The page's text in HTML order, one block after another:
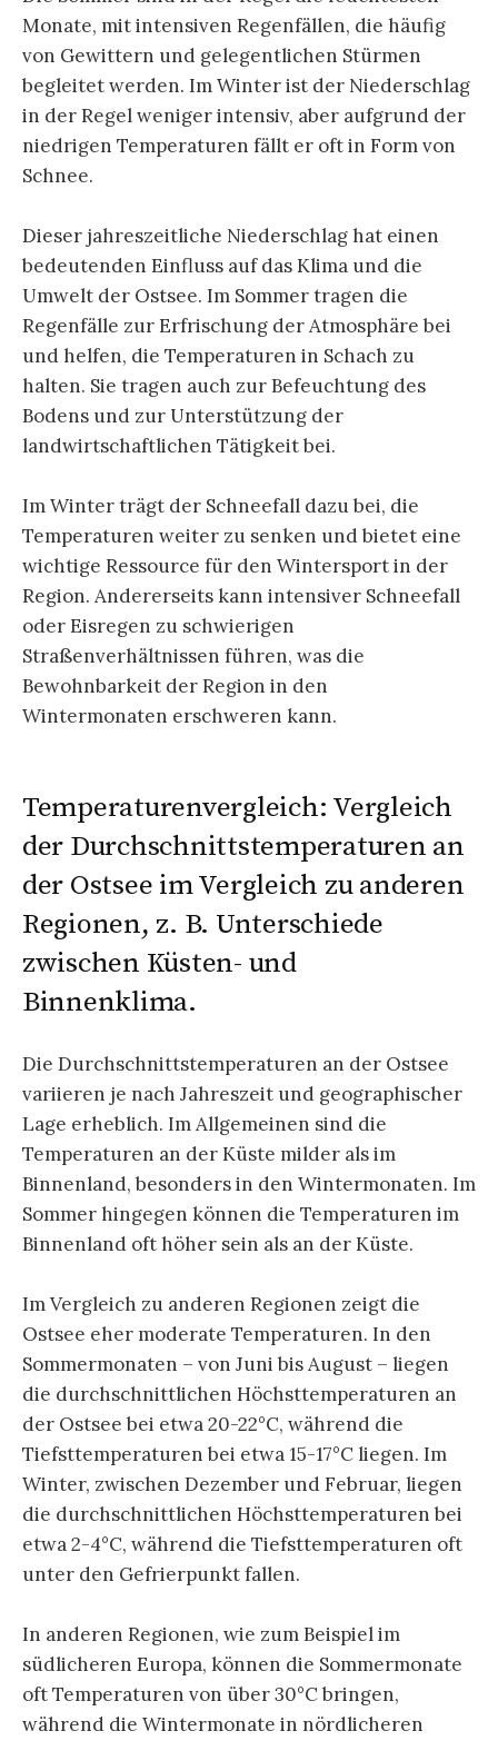
Monate, mit intensiven Regenfällen, die häufig
von Gewittern und gelegentlichen Stürmen
begleitet werden. Im Winter ist der Niederschlag
in der Regel weniger intensiv, aber aufgrund der
niedrigen Temperaturen fällt er oft in Form von
Schnee.
Dieser jahreszeitliche Niederschlag hat einen
bedeutenden Einfluss auf das Klima und die
Umwelt der Ostsee. Im Sommer tragen die
Regenfälle zur Erfrischung der Atmosphäre bei
und helfen, die Temperaturen in Schach zu
halten. Sie tragen auch zur Befeuchtung des
Bodens und zur Unterstützung der
landwirtschaftlichen Tätigkeit bei.
Im Winter trägt der Schneefall dazu bei, die
Temperaturen weiter zu senken und bietet eine
wichtige Ressource für den Wintersport in der
Region. Andererseits kann intensiver Schneefall
oder Eisregen zu schwierigen
Straßenverhältnissen führen, was die
Bewohnbarkeit der Region in den
Wintermonaten erschweren kann.
Temperaturenvergleich: Vergleich
der Durchschnittstemperaturen an
der Ostsee im Vergleich zu anderen
Regionen, z. B. Unterschiede
zwischen Küsten- und
Binnenklima.
Die Durchschnittstemperaturen an der Ostsee
variieren je nach Jahreszeit und geographischer
Lage erheblich. Im Allgemeinen sind die
Temperaturen an der Küste milder als im
Binnenland, besonders in den Wintermonaten. Im
Sommer hingegen können die Temperaturen im
Binnenland oft höher sein als an der Küste.
Im Vergleich zu anderen Regionen zeigt die
Ostsee eher moderate Temperaturen. In den
Sommermonaten – von Juni bis August – liegen
die durchschnittlichen Höchsttemperaturen an
der Ostsee bei etwa 20-22°C, während die
Tiefsttemperaturen bei etwa 15-17°C liegen. Im
Winter, zwischen Dezember und Februar, liegen
die durchschnittlichen Höchsttemperaturen bei
etwa 2-4°C, während die Tiefsttemperaturen oft
unter den Gefrierpunkt fallen.
In anderen Regionen, wie zum Beispiel im
südlicheren Europa, können die Sommermonate
oft Temperaturen von über 30°C bringen,
während die Wintermonate in nördlicheren